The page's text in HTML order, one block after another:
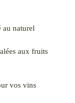
au naturel
aux fruits
vos vins